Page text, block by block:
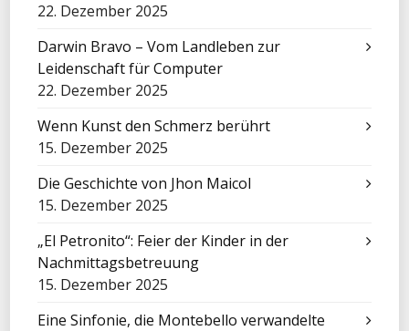
22. Dezember 2025
Darwin Bravo – Vom Landleben zur
Leidenschaft für Computer
22. Dezember 2025
Wenn Kunst den Schmerz berührt
15. Dezember 2025
Die Geschichte von Jhon Maicol
15. Dezember 2025
„El Petronito“: Feier der Kinder in der
Nachmittagsbetreuung
15. Dezember 2025
Eine Sinfonie, die Montebello verwandelte